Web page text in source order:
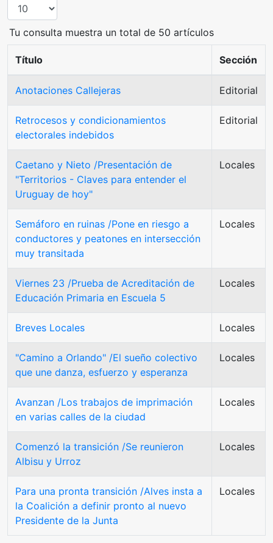
Tu consulta muestra un total de 50 artículos
Título Sección
Anotaciones Callejeras Editorial
Retrocesos y condicionamientos
electorales indebidos
Editorial
Caetano y Nieto /Presentación de
"Territorios - Claves para entender el
Uruguay de hoy"
Locales
Semáforo en ruinas /Pone en riesgo a
conductores y peatones en intersección
muy transitada
Locales
Viernes 23 /Prueba de Acreditación de
Educación Primaria en Escuela 5
Locales
Breves Locales Locales
"Camino a Orlando" /El sueño colectivo
que une danza, esfuerzo y esperanza
Locales
Avanzan /Los trabajos de imprimación
en varias calles de la ciudad
Locales
Comenzó la transición /Se reunieron
Albisu y Urroz
Locales
Para una pronta transición /Alves insta a
la Coalición a definir pronto al nuevo
Presidente de la Junta
Locales